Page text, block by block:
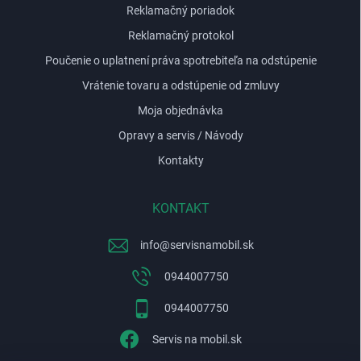
Reklamačný poriadok
Reklamačný protokol
Poučenie o uplatnení práva spotrebiteľa na odstúpenie
Vrátenie tovaru a odstúpenie od zmluvy
Moja objednávka
Opravy a servis / Návody
Kontakty
KONTAKT
info@servisnamobil.sk
0944007750
0944007750
Servis na mobil.sk